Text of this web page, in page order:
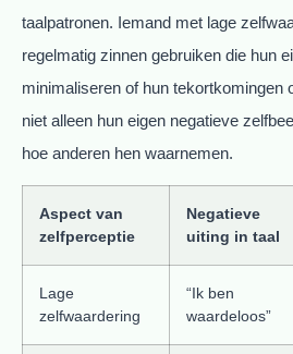
taalpatronen. Iemand met lage
regelmatig zinnen gebruiken die hun
minimaliseren of hun tekortkomingen
niet alleen hun eigen negatieve
hoe anderen hen waarnemen.
Aspect van
zelfperceptie
Negatieve
uiting in taal
Lage
zelfwaardering
“Ik ben
waardeloos”